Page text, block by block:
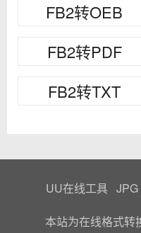
FB2转OEB
FB2转PDF
FB2转TXT
UU在线工具 JPG
本站为在线格式转